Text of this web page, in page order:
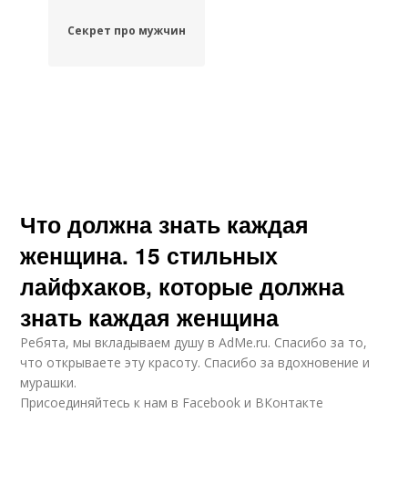
Секрет про мужчин
Что должна знать каждая
женщина. 15 стильных
лайфхаков, которые должна
знать каждая женщина
Ребята, мы вкладываем душу в AdMe.ru. Cпасибо за то,
что открываете эту красоту. Спасибо за вдохновение и
мурашки.
Присоединяйтесь к нам в Facebook и ВКонтакте